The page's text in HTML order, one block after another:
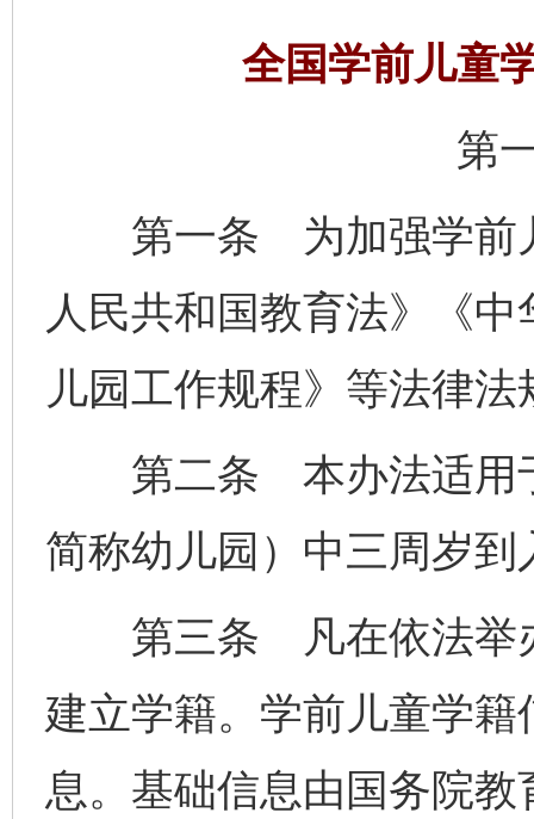
全国学前儿童
第
第一条 为加强学前儿
人民共和国教育法》《
儿园工作规程》等法律
第二条 本办法适用于
简称幼儿园）中三周岁
第三条 凡在依法举办
建立学籍。学前儿童学
息。基础信息由国务院